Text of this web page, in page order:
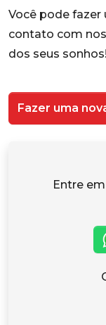
Você pode fazer
contato com
dos seus sonhos!
Fazer uma
Entre